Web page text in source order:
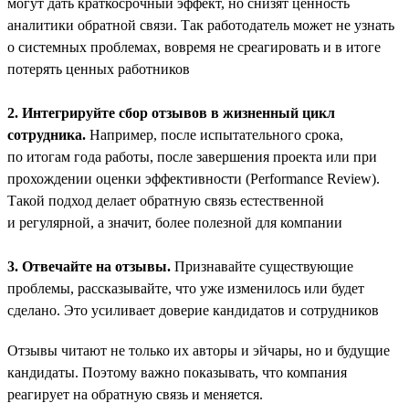
аналитики обратной связи. Так работодатель может не узнать
о системных проблемах, вовремя не среагировать и в итоге
потерять ценных работников
2. Интегрируйте сбор отзывов в жизненный цикл
сотрудника. Например, после испытательного срока,
по итогам года работы, после завершения проекта или при
прохождении оценки эффективности (Performance Review).
Такой подход делает обратную связь естественной
и регулярной, а значит, более полезной для компании
3. Отвечайте на отзывы. Признавайте существующие
проблемы, рассказывайте, что уже изменилось или будет
сделано. Это усиливает доверие кандидатов и сотрудников
Отзывы читают не только их авторы и эйчары, но и будущие
кандидаты. Поэтому важно показывать, что компания
реагирует на обратную связь и меняется.